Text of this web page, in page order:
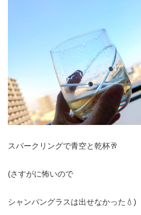
スパークリングで青空と乾杯🥂
(さすがに怖いので
シャンパングラスは出せなかった💧)